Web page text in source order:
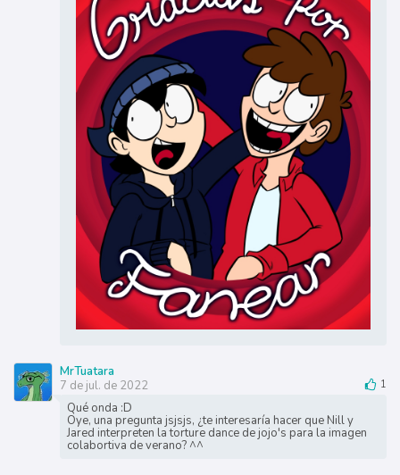
MrTuatara
7 de jul. de 2022
1
Qué onda :D
Oye, una pregunta jsjsjs, ¿te interesaría hacer que Nill y
Jared interpreten la torture dance de jojo's para la imagen
colabortiva de verano? ^^